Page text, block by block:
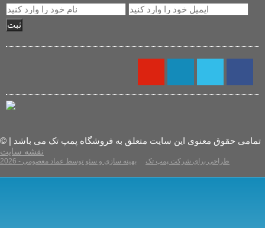
ثبت
© تمامی حقوق معنوی این سایت متعلق به فروشگاه پمپ تک می باشد |
نقشه سایت
2026 - طراحی برای شرکت پمپ تک بهینه سازی و سئو توسط عماد معصومی